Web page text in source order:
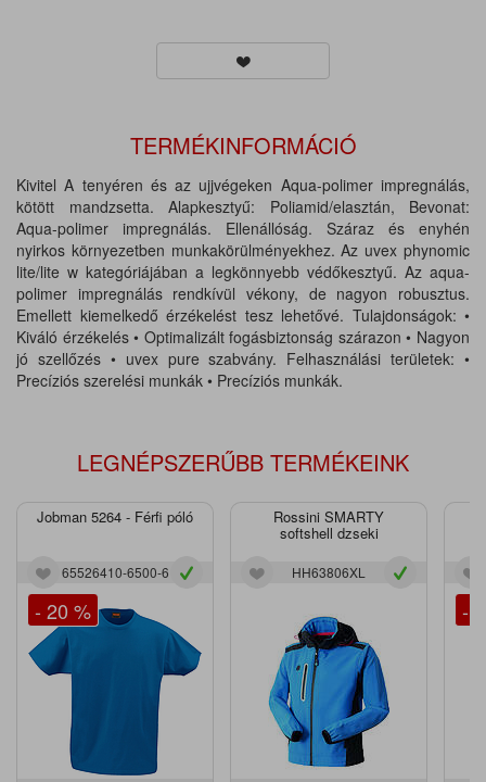
TERMÉKINFORMÁCIÓ
Kivitel A tenyéren és az ujjvégeken Aqua-polimer impregnálás,
kötött mandzsetta. Alapkesztyű: Poliamid/elasztán, Bevonat:
Aqua-polimer impregnálás. Ellenállóság. Száraz és enyhén
nyirkos környezetben munkakörülményekhez. Az uvex phynomic
lite/lite w kategóriájában a legkönnyebb védőkesztyű. Az aqua-
polimer impregnálás rendkívül vékony, de nagyon robusztus.
Emellett kiemelkedő érzékelést tesz lehetővé. Tulajdonságok: •
Kiváló érzékelés • Optimalizált fogásbiztonság szárazon • Nagyon
jó szellőzés • uvex pure szabvány. Felhasználási területek: •
Precíziós szerelési munkák • Precíziós munkák.
LEGNÉPSZERŰBB TERMÉKEINK
Jobman 5264 - Férfi póló
65526410-6500-6
- 20 %
Rossini SMARTY
softshell dzseki
HH63806XL
-